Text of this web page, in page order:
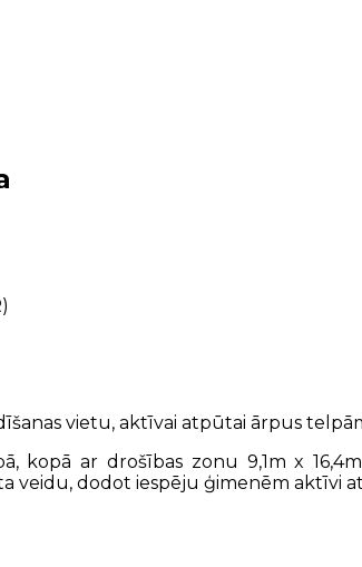
vietu, aktīvai atpūtai ārpus
kopā ar drošības zonu 9,1m x
dodot iespēju ģimenēm aktīvi